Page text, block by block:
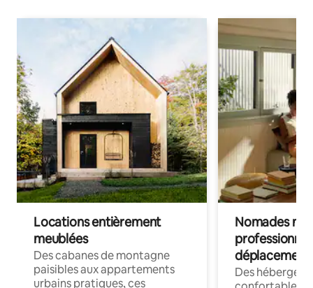
Locations entièrement
meublées
Des cabanes de montagne
paisibles aux appartements
urbains pratiques, ces
Nomades
déplacement
Des